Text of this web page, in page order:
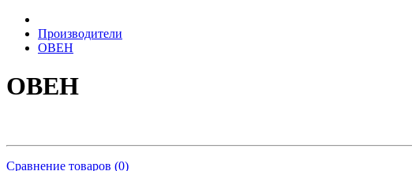
Производители
ОВЕН
ОВЕН
Сравнение товаров (0)